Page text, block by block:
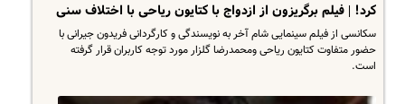
کرد! | فیلم برگریزون از ازدواج با کتایون ریاحی با اختلاف سنی
سکانسی از فیلم سینمایی شام آخر به نویسندگی و کارگردانی فریدون جیرانی با
حضور متفاوت کتایون ریاحی ومحمدرضا گلزار مورد توجه کاربران قرار گرفته
است.